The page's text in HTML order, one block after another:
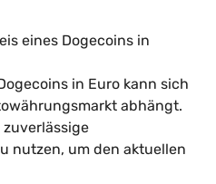
eines Dogecoins in
in Euro kann sich
abhängt.
nutzen, um den aktuellen